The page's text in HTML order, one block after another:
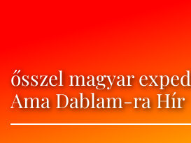
ősszel magyar
Ama Dablam-ra Hír